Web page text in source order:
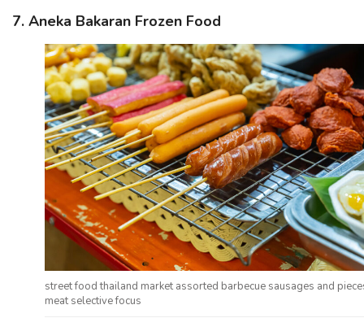
7. Aneka Bakaran Frozen Food
street food thailand market assorted barbecue sausages and
meat selective focus